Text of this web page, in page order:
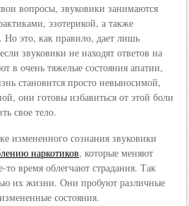
вопросы, звуковики занимаются
эзотерикой, а также
Но это, как правило, дает лишь
звуковики не находят ответов на
в очень тяжелые состояния апатии,
становится просто невыносимой,
они готовы избавиться от этой боли
свое тело.
измененного сознания звуковики
наркотиков, которые меняют
время облегчают страдания. Так
их жизни. Они пробуют различные
состояния.